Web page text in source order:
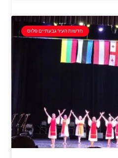
חדשות העיר גבעתיים פלוס